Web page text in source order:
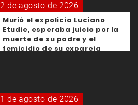
2 de agosto de 2026
Murió el expolicía Luciano
Etudie, esperaba juicio por la
muerte de su padre y el
femicidio de su expareja
1 de agosto de 2026